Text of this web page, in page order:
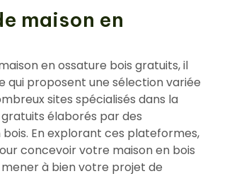
maison en
en ossature bois gratuits, il
qui proposent une sélection variée
sites spécialisés dans la
élaborés par des
En explorant ces plateformes,
concevoir votre maison en bois
à bien votre projet de